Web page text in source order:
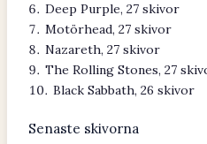
Deep Purple, 27 skivor
Motörhead, 27 skivor
Nazareth, 27 skivor
The Rolling Stones, 27
Black Sabbath, 26 skivor
Senaste skivorna